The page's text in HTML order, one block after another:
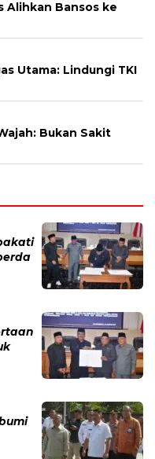
Alihkan Bansos ke
Utama: Lindungi TKI
Bukan Sakit